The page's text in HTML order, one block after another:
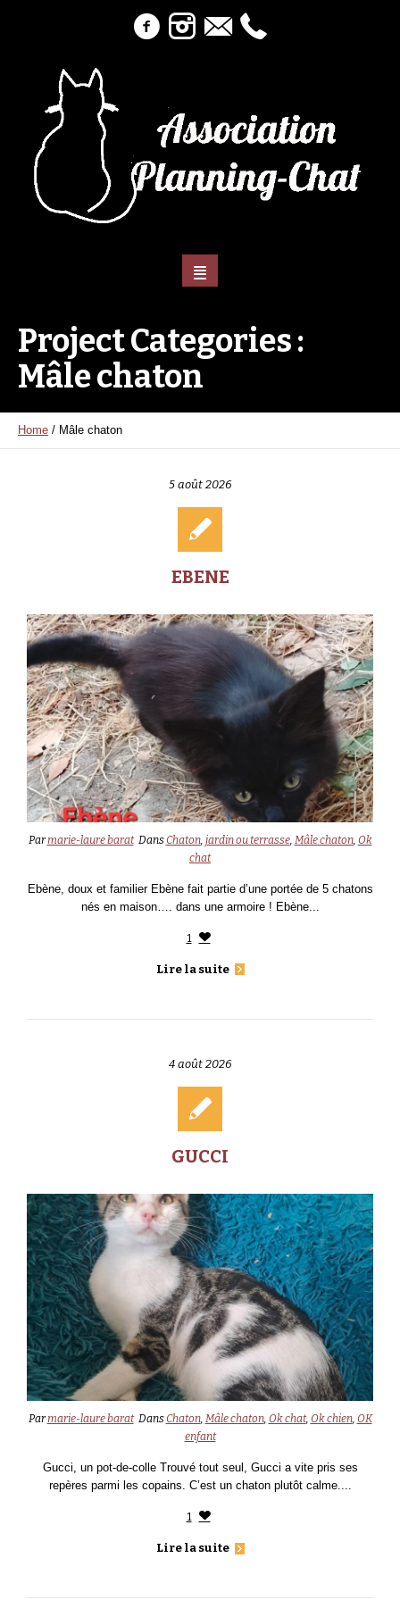
Project Categories :
Mâle chaton
Home / Mâle chaton
5 août 2026
EBENE
Parmarie-laure barat DansChaton, jardin ou terrasse, Mâle chaton, Ok
chat
Ebène, doux et familier Ebène fait partie d’une portée de 5 chatons
nés en maison…. dans une armoire ! Ebène...
1
Lire la suite
4 août 2026
GUCCI
Parmarie-laure barat DansChaton, Mâle chaton, Ok chat, Ok chien, OK
enfant
Gucci, un pot-de-colle Trouvé tout seul, Gucci a vite pris ses
repères parmi les copains. C’est un chaton plutôt calme....
1
Lire la suite